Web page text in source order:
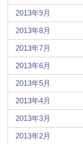
2013年9月
2013年8月
2013年7月
2013年6月
2013年5月
2013年4月
2013年3月
2013年2月